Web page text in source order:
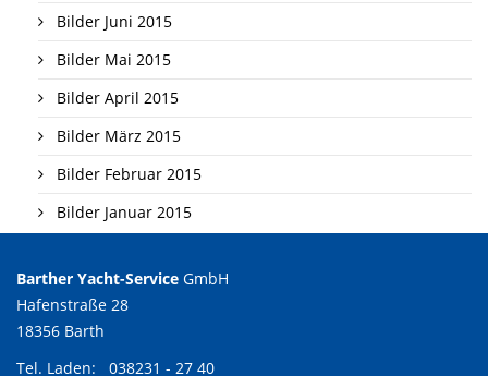
Bilder Juni 2015
Bilder Mai 2015
Bilder April 2015
Bilder März 2015
Bilder Februar 2015
Bilder Januar 2015
Barther Yacht-Service GmbH
Hafenstraße 28
18356 Barth
Tel. Laden: 038231 - 27 40